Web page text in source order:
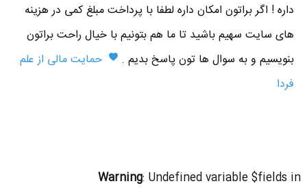
داره ! اگر براتون امکان داره لطفا با پرداخت مبلغ کمی در هزینه
های سایت سهیم باشید تا ما هم بتونیم با خیال راحت براتون
بنویسیم و به سوال ها تون پاسخ بدیم .
حمایت مالی از علم
فردا
Warning: Undefined variable $fields in